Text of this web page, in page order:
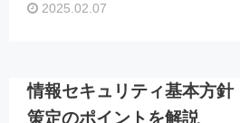
2025.02.07
情報セキュリティ基本方針
策定のポイントを解説